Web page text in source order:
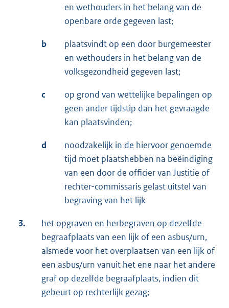
en wethouders in het belang van de
openbare orde gegeven last;
b
plaatsvindt op een door burgemeester
en wethouders in het belang van de
volksgezondheid gegeven last;
c
op grond van wettelijke bepalingen op
geen ander tijdstip dan het gevraagde
kan plaatsvinden;
d
noodzakelijk in de hiervoor genoemde
tijd moet plaatshebben na beëindiging
van een door de officier van Justitie of
rechter-commissaris gelast uitstel van
begraving van het lijk
3.
het opgraven en herbegraven op dezelfde
begraafplaats van een lijk of een asbus/urn,
alsmede voor het overplaatsen van een lijk of
een asbus/urn vanuit het ene naar het andere
graf op dezelfde begraafplaats, indien dit
gebeurt op rechterlijk gezag;